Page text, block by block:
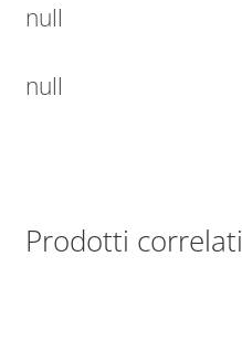
null
null
Prodotti correlati